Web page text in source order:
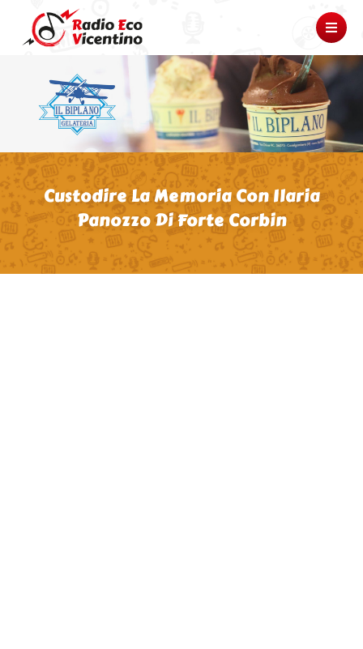
Custodire La Memoria Con Ilaria
Panozzo Di Forte Corbin